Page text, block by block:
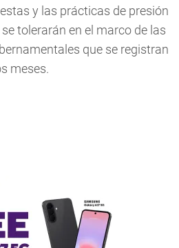
y las prácticas de presión
tolerarán en el marco de las
que se registran
meses.